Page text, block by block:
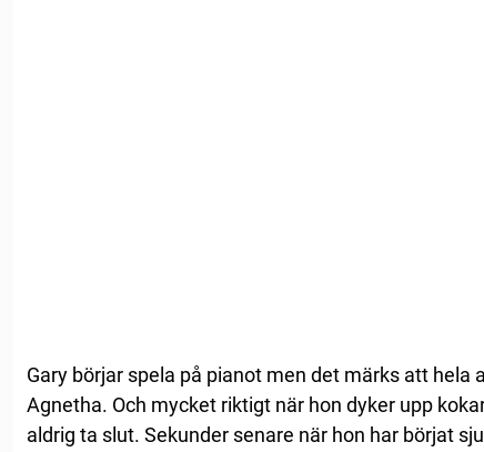
Gary börjar spela på pianot men det märks att hela
Agnetha. Och mycket riktigt när hon dyker upp
aldrig ta slut. Sekunder senare när hon har börjat